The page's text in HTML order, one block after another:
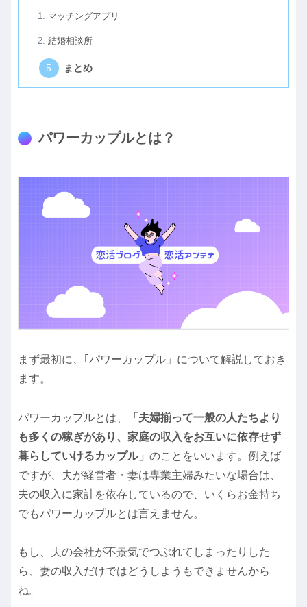
マッチングアプリ
結婚相談所
まとめ
パワーカップルとは？
まず最初に、｢パワーカップル」について解説しておき
ます。
パワーカップルとは、
「夫婦揃って一般の人たちより
も多くの稼ぎがあり、家庭の収入をお互いに依存せず
暮らしていけるカップル」 のことをいいます。例えば
ですが、夫が経営者・妻は専業主婦みたいな場合は、
夫の収入に家計を依存しているので、いくらお金持ち
でもパワーカップルとは言えません。
もし、夫の会社が不景気でつぶれてしまったりした
ら、妻の収入だけではどうしようもできませんから
ね。